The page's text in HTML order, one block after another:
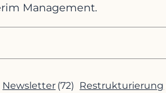
Management.
Newsletter (72) Restrukturierung